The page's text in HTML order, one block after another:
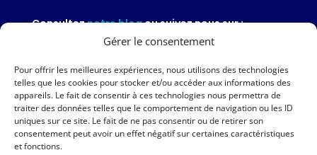
Gérer le consentement
Pour offrir les meilleures expériences, nous utilisons des technologies
telles que les cookies pour stocker et/ou accéder aux informations des
appareils. Le fait de consentir à ces technologies nous permettra de
traiter des données telles que le comportement de navigation ou les ID
uniques sur ce site. Le fait de ne pas consentir ou de retirer son
consentement peut avoir un effet négatif sur certaines caractéristiques
et fonctions.
Consulteznotre blogou suivez nous sur :
Nous contacter
02 97 46 51 97